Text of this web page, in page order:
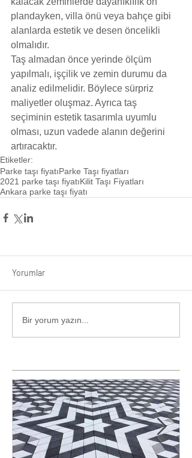
plandayken, villa önü veya bahçe gibi
alanlarda estetik ve desen öncelikli
olmalıdır.
Taş almadan önce yerinde ölçüm
yapılmalı, işçilik ve zemin durumu da
analiz edilmelidir. Böylece sürpriz
maliyetler oluşmaz. Ayrıca taş
seçiminin estetik tasarımla uyumlu
olması, uzun vadede alanın değerini
artıracaktır.
Etiketler:
Parke taşı fiyatıParke Taşı fiyatları
2021 parke taşı fiyatıKilit Taşı Fiyatları
Ankara parke taşı fiyatı
Yorumlar
Bir yorum yazın...